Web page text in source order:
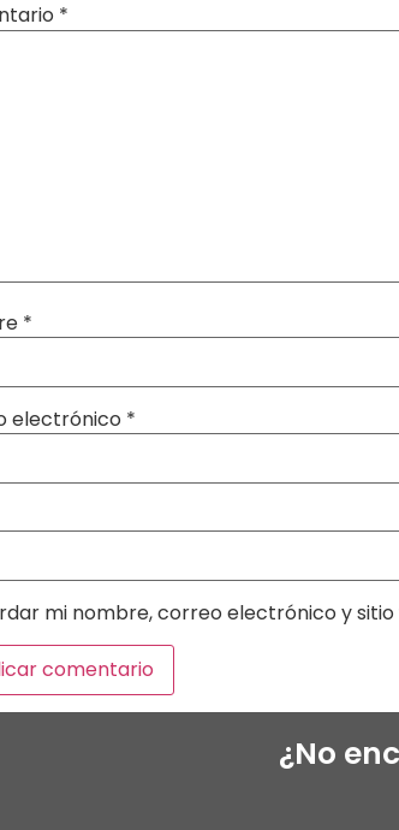
*
*
electrónico *
mi nombre, correo electrónico y
¿No